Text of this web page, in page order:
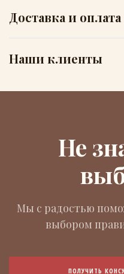
Доставка и оплата
Наши клиенты
Не
Мы с радостью
выбором
ПОЛУЧИТЬ